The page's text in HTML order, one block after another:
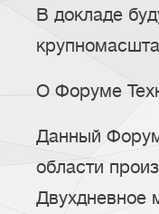
В докладе
О Форуме
Данный
области
Двухдневное